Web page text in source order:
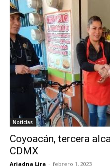
Noticias
Coyoacán, tercera
CDMX
Ariadna Lira - febrero 1, 2023